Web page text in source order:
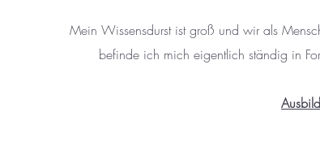
Mein Wissensdurst ist groß und wir als
befinde ich mich eigentlich ständig in